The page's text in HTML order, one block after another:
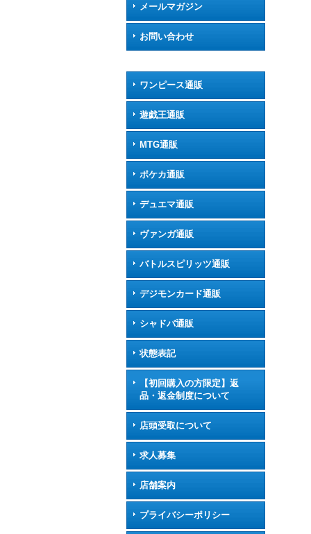
メールマガジン
お問い合わせ
ワンピース通販
遊戯王通販
MTG通販
ポケカ通販
デュエマ通販
ヴァンガ通販
バトルスピリッツ通販
デジモンカード通販
シャドバ通販
状態表記
【初回購入の方限定】返
品・返金制度について
店頭受取について
求人募集
店舗案内
プライバシーポリシー